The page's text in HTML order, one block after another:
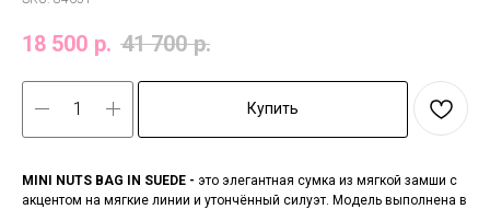
18 500 р. 41 700 р.
Купить
MINI NUTS BAG IN SUEDE - это элегантная сумка из мягкой замши с
акцентом на мягкие линии и утончённый силуэт. Модель выполнена в